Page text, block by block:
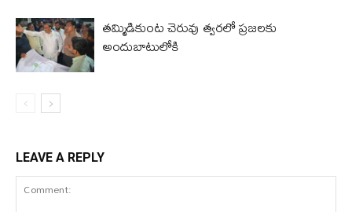
తమ్మిడికుంట చెరువు త్వరలో ప్రజలకు
అందుబాటులోకి
LEAVE A REPLY